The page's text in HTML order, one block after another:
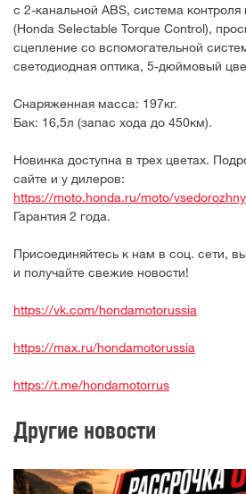
с 2-канальной ABS, система
(Honda Selectable Torque Control),
сцепление со вспомогательной
светодиодная оптика, 5-дюймовый
Снаряженная масса: 197кг.
Бак: 16,5л (запас хода до 450км).
Новинка доступна в трех цветах.
сайте и у дилеров:
https://moto.honda.ru/moto/
Гарантия 2 года.
Присоединяйтесь к нам в соц. сети,
и получайте свежие новости!
https://vk.com/hondamotorussia
https://max.ru/hondamotorussia
https://t.me/hondamotorrus
Другие новости